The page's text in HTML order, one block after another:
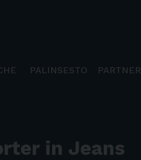
PALINSESTO PARTNER
in Jeans